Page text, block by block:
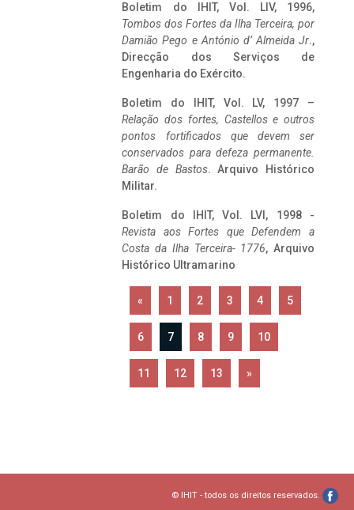
Boletim do IHIT, Vol. LIV, 1996,
Tombos dos Fortes da Ilha Terceira, por
Damião Pego e António d’ Almeida Jr.,
Direcção dos Serviços de
Engenharia do Exército.
Boletim do IHIT, Vol. LV, 1997 –
Relação dos fortes, Castellos e outros
pontos fortificados que devem ser
conservados para defeza permanente.
Barão de Bastos. Arquivo Histórico
Militar.
Boletim do IHIT, Vol. LVI, 1998 -
Revista aos Fortes que Defendem a
Costa da Ilha Terceira- 1776, Arquivo
Histórico Ultramarino
« 1 2 3 4 5
6 7 8 9 10
11 12 13 »
© IHIT - todos os direitos reservados.